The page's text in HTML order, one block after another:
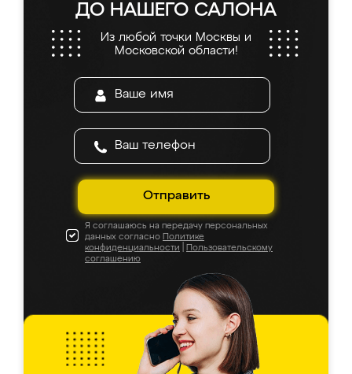
ДО НАШЕГО САЛОНА
Из любой точки Москвы и
Московской области!
Отправить
Я соглашаюсь на передачу персональных
данных согласно Политике
конфиденциальности
Пользовательскому
соглашению